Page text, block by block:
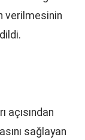
verilmesinin
açısından
sağlayan